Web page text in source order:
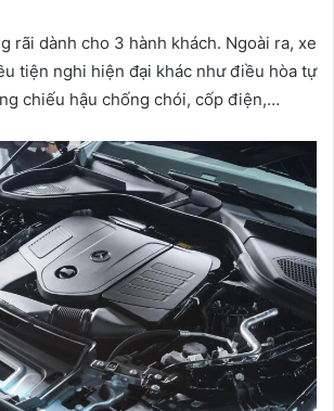
rãi dành cho 3 hành khách. Ngoài ra, xe
tiện nghi hiện đại khác như điều hòa tự
chiếu hậu chống chói, cốp điện,…